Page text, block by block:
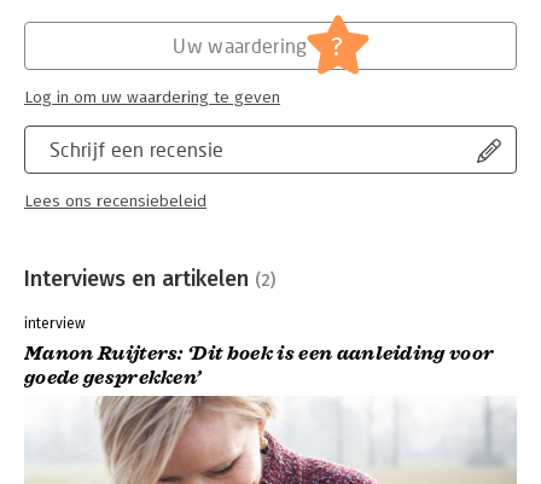
Schrijf een recensie
Lees ons recensiebeleid
Uw waardering ?
Log in om uw waardering te geven
Interviews en artikelen (2)
interview
Manon Ruijters: ‘Dit boek is een aanleiding voor
goede gesprekken’